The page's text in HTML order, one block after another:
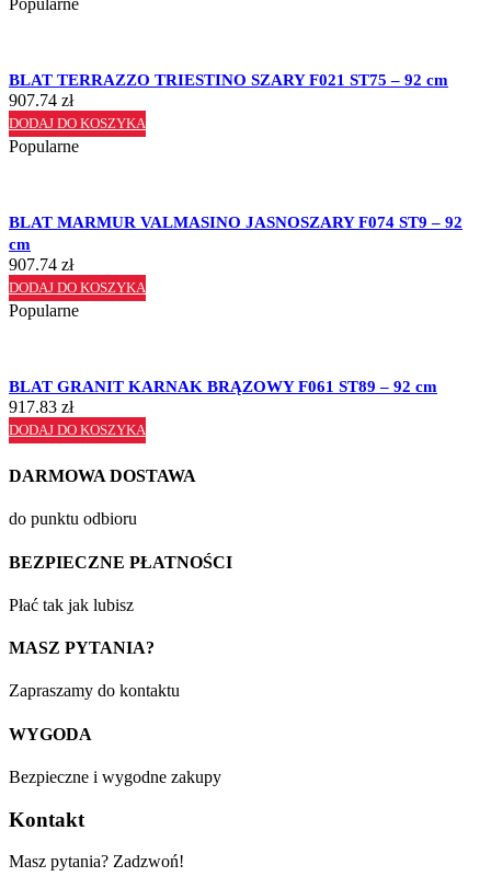
BLAT TERRAZZO TRIESTINO SZARY F021 ST75 – 92 cm
907.74 zł
DODAJ DO KOSZYKA
Popularne
BLAT MARMUR VALMASINO JASNOSZARY F074 ST9 – 92
cm
907.74 zł
DODAJ DO KOSZYKA
Popularne
BLAT GRANIT KARNAK BRĄZOWY F061 ST89 – 92 cm
917.83 zł
DODAJ DO KOSZYKA
DARMOWA DOSTAWA
do punktu odbioru
BEZPIECZNE PŁATNOŚCI
Płać tak jak lubisz
MASZ PYTANIA?
Zapraszamy do kontaktu
WYGODA
Bezpieczne i wygodne zakupy
Kontakt
Masz pytania? Zadzwoń!